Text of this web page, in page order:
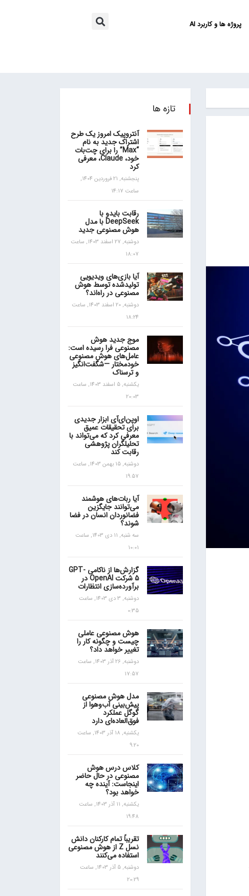
پروژه ها و کاربرد AI
تازه ها
آنتروپیک امروز یک طرح
اشتراک جدید به نام
“Max” را برای چت‌بات
خود، Claude، معرفی
کرد
پنجشنبه, 21 فروردین 1404,
ساعت 14:17
رقابت بایدو با
DeepSeek با مدل
هوش مصنوعی جدید
دوشنبه, 27 اسفند 1403, ساعت
18:07
آیا بازی‌های ویدیویی
تولیدشده توسط هوش
مصنوعی در راه‌اند؟
دوشنبه, 20 اسفند 1403, ساعت
18:24
موج جدید هوش
مصنوعی فرا رسیده است:
عامل‌های هوش مصنوعی
خودمختار —شگفت‌انگیز
و ترسناک
یکشنبه, 5 اسفند 1403, ساعت
20:03
اوپن‌ای‌آی ابزار جدیدی
برای تحقیقات عمیق
معرفی کرد که می‌تواند با
تحلیلگران پژوهشی
رقابت کند
دوشنبه, 15 بهمن 1403, ساعت
19:57
آیا ربات‌های هوشمند
می‌توانند جایگزین
فضانوردان انسان در فضا
شوند؟
سه شنبه, 11 دی 1403, ساعت
10:01
گزارش‌ها از ناکامی GPT-
5 شرکت OpenAI در
برآورده‌سازی انتظارات
دوشنبه, 3 دی 1403, ساعت
0:35
هوش مصنوعی عاملی
چیست و چگونه کار را
تغییر خواهد داد؟
دوشنبه, 26 آذر 1403, ساعت
17:57
مدل هوش مصنوعی
پیش‌بینی آب‌و‌هوا از
گوگل عملکرد
فوق‌العاده‌ای دارد
یکشنبه, 18 آذر 1403, ساعت
9:20
کلاس درس هوش
مصنوعی در حال حاضر
اینجاست: آینده چه
خواهد بود؟
یکشنبه, 11 آذر 1403, ساعت
19:48
تقریباً تمام کارکنان دانش
نسل Z از هوش مصنوعی
استفاده می‌کنند
دوشنبه, 5 آذر 1403, ساعت
20:29